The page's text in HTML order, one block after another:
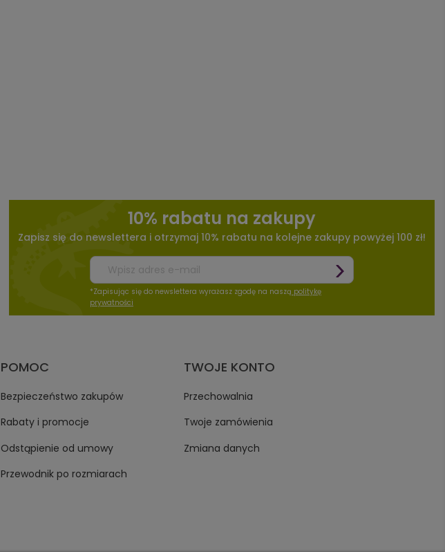
10% rabatu na zakupy
Zapisz się do newslettera i otrzymaj 10% rabatu na kolejne zakupy powyżej 100 zł!
*Zapisując się do newslettera wyrażasz zgodę na naszą politykę
prywatności
POMOC
Bezpieczeństwo zakupów
Rabaty i promocje
Odstąpienie od umowy
Przewodnik po rozmiarach
TWOJE KONTO
Przechowalnia
Twoje zamówienia
Zmiana danych